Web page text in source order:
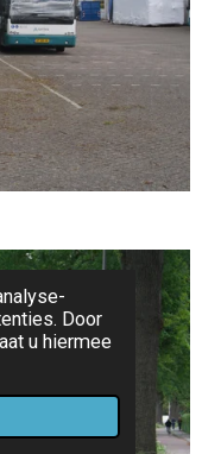
Door
u hiermee